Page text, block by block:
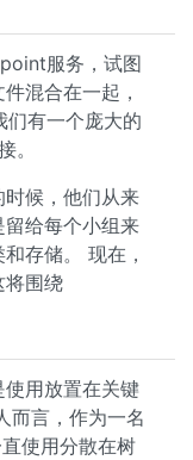
服务，试图
混合在一起，
们有一个庞大的
。
候，他们从来
给每个小组来
存储。 现在，
将围绕
用放置在关键
而言，作为一名
使用分散在树